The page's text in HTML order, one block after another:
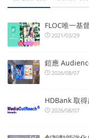
FLOC唯一基
2021/03/29
鎧應
2026/08/07
HDBank 取
2026/08/07